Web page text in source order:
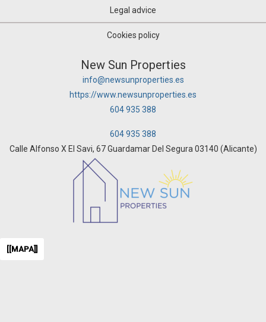
Legal advice
Cookies policy
New Sun Properties
info@newsunproperties.es
https://www.newsunproperties.es
604 935 388
604 935 388
Calle Alfonso X El Savi, 67 Guardamar Del Segura 03140 (Alicante)
[[MAPA]]